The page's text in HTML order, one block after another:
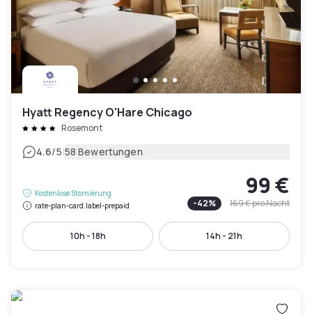
Hyatt Regency O'Hare Chicago
Rosemont
4.6/5|58 Bewertungen
Kostenlose Stornierung
rate-plan-card.label-prepaid
99 €
-42% 169 €pro Nacht
10h - 18h 14h - 21h